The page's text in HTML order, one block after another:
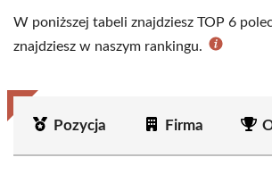
W poniższej tabeli znajdziesz TOP 6
znajdziesz w naszym rankingu.
Pozycja Firma